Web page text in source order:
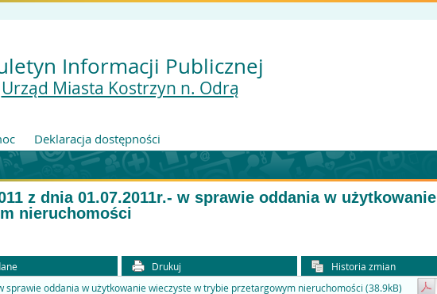
Informacji Publicznej
Urząd Miasta Kostrzyn n. Odrą
Deklaracja dostępności
z dnia 01.07.2011r.- w sprawie oddania w użytkowanie
nieruchomości
Drukuj
Historia zmian
oddania w użytkowanie wieczyste w trybie przetargowym nieruchomości (38.9kB)